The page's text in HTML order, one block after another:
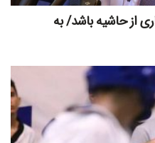
از حاشیه باشد/ به